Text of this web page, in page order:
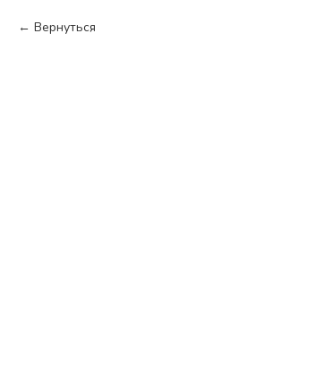
Вернуться